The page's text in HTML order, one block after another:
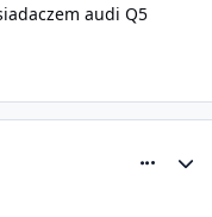
audi Q5